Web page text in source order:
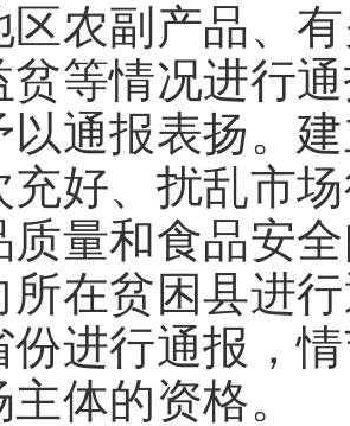
区农副产品、
贫等情况进行
以通报表扬。
充好、扰乱市
质量和食品安
所在贫困县进
份进行通报，
体的资格。